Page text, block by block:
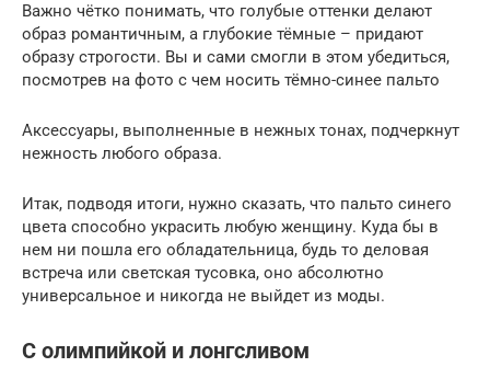
Важно чётко понимать, что голубые оттенки делают
образ романтичным, а глубокие тёмные – придают
образу строгости. Вы и сами смогли в этом убедиться,
посмотрев на фото с чем носить тёмно-синее пальто
Аксессуары, выполненные в нежных тонах, подчеркнут
нежность любого образа.
Итак, подводя итоги, нужно сказать, что пальто синего
цвета способно украсить любую женщину. Куда бы в
нем ни пошла его обладательница, будь то деловая
встреча или светская тусовка, оно абсолютно
универсальное и никогда не выйдет из моды.
С олимпийкой и лонгсливом